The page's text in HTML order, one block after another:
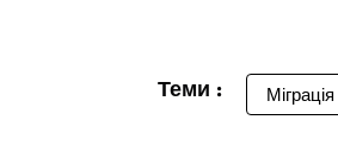
Теми : Міграція